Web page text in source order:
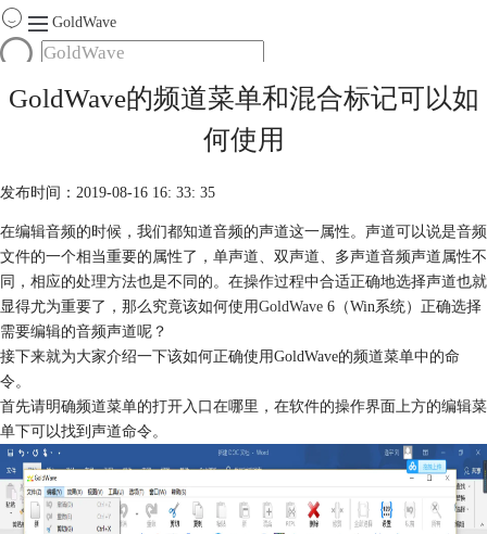
GoldWave
产品
购买
GoldWave的频道菜单和混合标记可以如
何使用
发布时间：2019-08-16 16: 33: 35
在编辑音频的时候，我们都知道音频的声道这一属性。声道可以说是音频
文件的一个相当重要的属性了，单声道、双声道、多声道音频声道属性不
同，相应的处理方法也是不同的。在操作过程中合适正确地选择声道也就
显得尤为重要了，那么究竟该如何使用GoldWave 6（Win系统）正确选择
需要编辑的音频声道呢？
接下来就为大家介绍一下该如何正确使用GoldWave的频道菜单中的命
令。
首先请明确频道菜单的打开入口在哪里，在软件的操作界面上方的编辑菜
单下可以找到声道命令。